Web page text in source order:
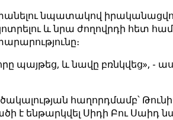
նպատակով
և նրա ժողովրդի հետ
պայթեց, և նավը
հաղորդմամբ՝
է ենթարկվել Սիդի Բու Սաիդ